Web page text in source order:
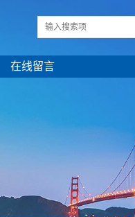
在线留言